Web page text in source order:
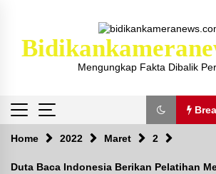
Mengungkap Fakta Dibalik
Breaking News
Home 2022 Maret 2
Duta Baca Indonesia Berikan Pelatihan